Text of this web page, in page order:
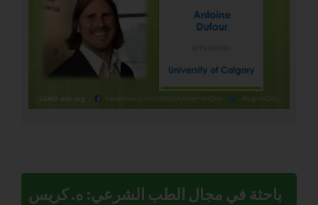
باحثة في مجال الطب الشرعي: ه. كريس